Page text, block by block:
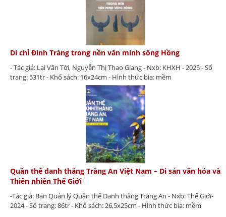
Di chỉ Đình Tràng trong nền văn minh sông Hồng
- Tác giả: Lại Văn Tới, Nguyễn Thị Thao Giang - Nxb: KHXH - 2025 - Số
trang: 531tr - Khổ sách: 16x24cm - Hình thức bìa: mềm
Quần thể danh thắng Tràng An Việt Nam – Di sản văn hóa và
Thiên nhiên Thế Giới
-Tác giả: Ban Quản lý Quần thể Danh thắng Tràng An - Nxb: Thế Giới-
2024 - Số trang: 86tr - Khổ sách: 26,5x25cm - Hình thức bìa: mềm